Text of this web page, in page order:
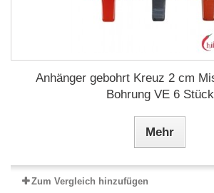
Anhänger gebohrt Kreuz 2 cm
Bohrung VE 6 Stück
Mehr
Zum Vergleich hinzufügen